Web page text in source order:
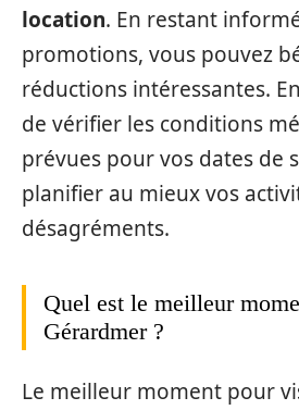
location. En restant
promotions, vous pouvez
réductions intéressantes.
de vérifier les conditions
prévues pour vos dates de
planifier au mieux vos
désagréments.
Quel est le meilleur
Gérardmer ?
Le meilleur moment pour